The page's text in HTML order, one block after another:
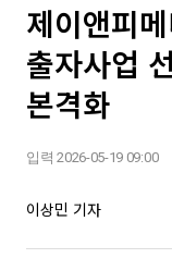
제이앤피
출자사업
본격화
입력 2026-05-19 09:00
이상민 기자